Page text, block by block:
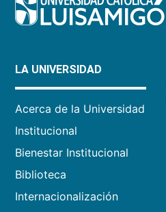
LA UNIVERSIDAD
Acerca de la Universidad
Institucional
Bienestar Institucional
Biblioteca
Internacionalización